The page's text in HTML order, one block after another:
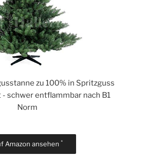
zu 100% in Spritzguss
- schwer entflammbar nach B1
Norm
Amazon ansehen *